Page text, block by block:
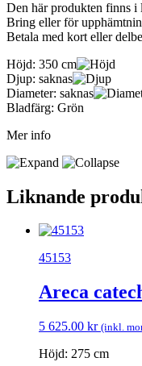
Den här produkten finns i
Bring eller för
Betala med kort eller
Höjd: 350 cm
Djup: saknas
Diameter: saknas
Bladfärg: Grön
Mer info
Liknande
45153
Areca
5 625.00 kr (inkl.
Höjd: 275 cm